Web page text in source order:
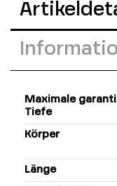
Maximale
Tiefe
Körper
Länge